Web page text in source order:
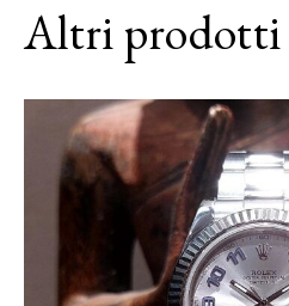
Altri prodotti